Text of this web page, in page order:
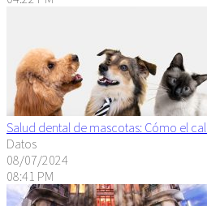
Salud dental de mascotas: Cómo el
Datos
08/07/2024
08:41 PM